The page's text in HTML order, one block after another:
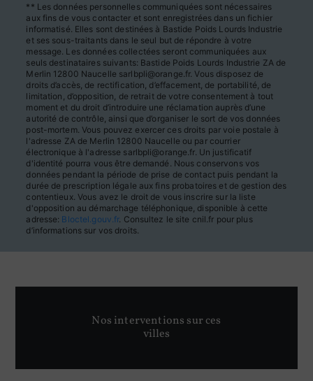
** Les données personnelles communiquées sont nécessaires
aux fins de vous contacter et sont enregistrées dans un fichier
informatisé. Elles sont destinées à Bastide Poids Lourds Industrie
et ses sous-traitants dans le seul but de répondre à votre
message. Les données collectées seront communiquées aux
seuls destinataires suivants: Bastide Poids Lourds Industrie ZA de
Merlin 12800 Naucelle sarlbpli@orange.fr. Vous disposez de
droits d’accès, de rectification, d’effacement, de portabilité, de
limitation, d’opposition, de retrait de votre consentement à tout
moment et du droit d’introduire une réclamation auprès d’une
autorité de contrôle, ainsi que d’organiser le sort de vos données
post-mortem. Vous pouvez exercer ces droits par voie postale à
l'adresse ZA de Merlin 12800 Naucelle ou par courrier
électronique à l'adresse sarlbpli@orange.fr. Un justificatif
d'identité pourra vous être demandé. Nous conservons vos
données pendant la période de prise de contact puis pendant la
durée de prescription légale aux fins probatoires et de gestion des
contentieux. Vous avez le droit de vous inscrire sur la liste
d'opposition au démarchage téléphonique, disponible à cette
adresse: Bloctel.gouv.fr. Consultez le site cnil.fr pour plus
d’informations sur vos droits.
Nos interventions sur ces
villes